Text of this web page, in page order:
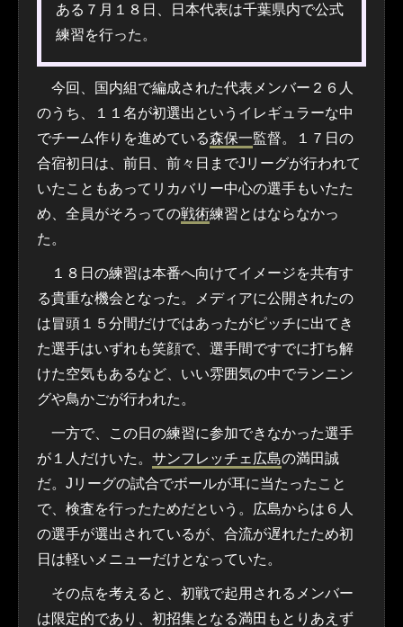
ある７月１８日、日本代表は千葉県内で公式
練習を行った。
今回、国内組で編成された代表メンバー２６人
のうち、１１名が初選出というイレギュラーな中
でチーム作りを進めている森保一監督。１７日の
合宿初日は、前日、前々日までJリーグが行われて
いたこともあってリカバリー中心の選手もいたた
め、全員がそろっての戦術練習とはならなかっ
た。
１８日の練習は本番へ向けてイメージを共有す
る貴重な機会となった。メディアに公開されたの
は冒頭１５分間だけではあったがピッチに出てき
た選手はいずれも笑顔で、選手間ですでに打ち解
けた空気もあるなど、いい雰囲気の中でランニン
グや鳥かごが行われた。
一方で、この日の練習に参加できなかった選手
が１人だけいた。 サンフレッチェ広島の満田誠
だ。Jリーグの試合でボールが耳に当たったこと
で、検査を行ったためだという。広島からは６人
の選手が選出されているが、合流が遅れたため初
日は軽いメニューだけとなっていた。
その点を考えると、初戦で起用されるメンバー
は限定的であり、初招集となる満田もとりあえず